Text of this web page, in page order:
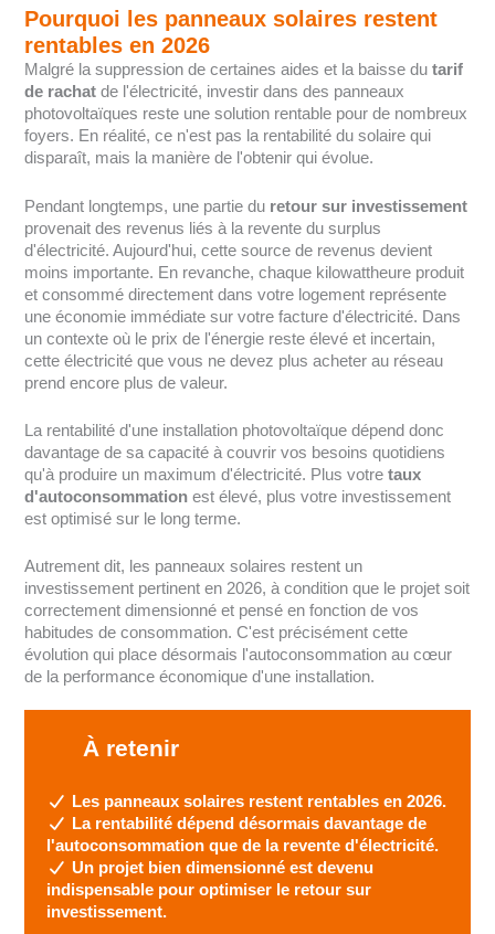
Pourquoi les panneaux solaires restent
rentables en 2026
Malgré la suppression de certaines aides et la baisse dutarif
de rachat de l'électricité, investir dans des panneaux
photovoltaïques reste une solution rentable pour de nombreux
foyers. En réalité, ce n'est pas la rentabilité du solaire qui
disparaît, mais la manière de l'obtenir qui évolue.
Pendant longtemps, une partie du retour sur investissement
provenait des revenus liés à la revente du surplus
d'électricité. Aujourd'hui, cette source de revenus devient
moins importante. En revanche, chaque kilowattheure produit
et consommé directement dans votre logement représente
une économie immédiate sur votre facture d'électricité. Dans
un contexte où le prix de l'énergie reste élevé et incertain,
cette électricité que vous ne devez plus acheter au réseau
prend encore plus de valeur.
La rentabilité d'une installation photovoltaïque dépend donc
davantage de sa capacité à couvrir vos besoins quotidiens
qu'à produire un maximum d'électricité. Plus votretaux
d'autoconsommation est élevé, plus votre investissement
est optimisé sur le long terme.
Autrement dit, les panneaux solaires restent un
investissement pertinent en 2026, à condition que le projet soit
correctement dimensionné et pensé en fonction de vos
habitudes de consommation. C'est précisément cette
évolution qui place désormais l'autoconsommation au cœur
de la performance économique d'une installation.
À retenir
Les panneaux solaires restent rentables en 2026.
La rentabilité dépend désormais davantage de
l'autoconsommation que de la revente d'électricité.
Un projet bien dimensionné est devenu
indispensable pour optimiser le retour sur
investissement.